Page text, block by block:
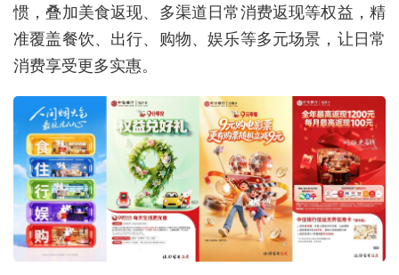
惯，叠加美食返现、多渠道日常消费返现等权益，精
准覆盖餐饮、出行、购物、娱乐等多元场景，让日常
消费享受更多实惠。